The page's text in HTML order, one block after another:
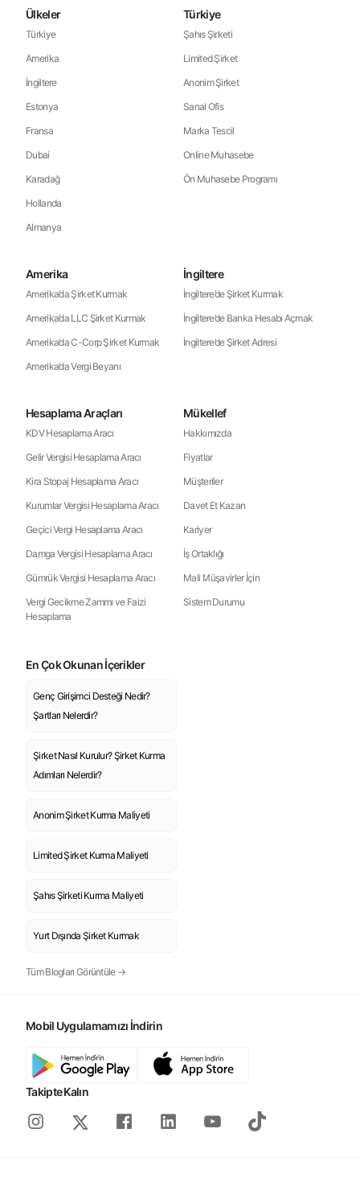
Ülkeler
Türkiye
Amerika
İngiltere
Estonya
Fransa
Dubai
Karadağ
Hollanda
Almanya
Türkiye
Şahıs Şirketi
Limited Şirket
Anonim Şirket
Sanal Ofis
Marka Tescil
Online Muhasebe
Ön Muhasebe Programı
Amerika
Amerika’da Şirket Kurmak
Amerika’da LLC Şirket Kurmak
Amerika’da C-Corp Şirket Kurmak
Amerika’da Vergi Beyanı
İngiltere
İngiltere’de Şirket Kurmak
İngiltere’de Banka Hesabı Açmak
İngiltere’de Şirket Adresi
Hesaplama Araçları
KDV Hesaplama Aracı
Gelir Vergisi Hesaplama Aracı
Kira Stopaj Hesaplama Aracı
Kurumlar Vergisi Hesaplama Aracı
Geçici Vergi Hesaplama Aracı
Damga Vergisi Hesaplama Aracı
Gümrük Vergisi Hesaplama Aracı
Vergi Gecikme Zammı ve Faizi
Hesaplama
Mükellef
Hakkımızda
Fiyatlar
Müşteriler
Davet Et Kazan
Kariyer
İş Ortaklığı
Mali Müşavirler İçin
Sistem Durumu
En Çok Okunan İçerikler
Genç Girişimci Desteği Nedir?
Şartları Nelerdir?
Şirket Nasıl Kurulur? Şirket Kurma
Adımları Nelerdir?
Anonim Şirket Kurma Maliyeti
Limited Şirket Kurma Maliyeti
Şahıs Şirketi Kurma Maliyeti
Yurt Dışında Şirket Kurmak
Tüm Blogları Görüntüle →
Mobil Uygulamamızı İndirin
Takipte Kalın
Instagram
X FacebookLinkedinYoutubeTiktok